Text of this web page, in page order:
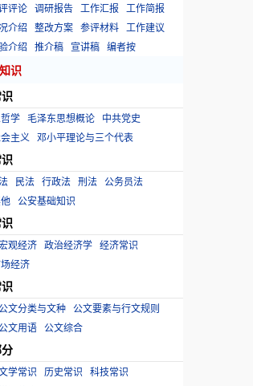
评论 调研报告 工作汇报
工作简报
介绍 整改方案 参评材料 工作建议
介绍 推介稿 宣讲稿 编者按
识
学 毛泽东思想概论 中共党史
主义 邓小平理论与三个代表
民法 行政法 刑法 公务员法
公安基础知识
观经济 政治经济学 经济常识
经济
文分类与文种 公文要素与行文规则
文用语 公文综合
学常识 历史常识 科技常识